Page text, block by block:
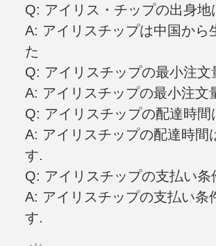
Q: アイリス・チップの出身地
A: アイリスチップは中国から
た
Q: アイリスチップの最小注文
A: アイリスチップの最小注文
Q: アイリスチップの配達時間
A: アイリスチップの配達時間
す.
Q: アイリスチップの支払い条
A: アイリスチップの支払い条
す.